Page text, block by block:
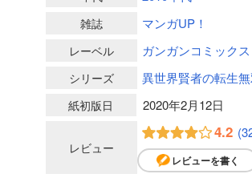
雑誌 マンガUP！
レーベル ガンガンコミックス
シリーズ 異世界賢者の転生無
紙初版日 2020年2月12日
レビュー
4.2
レビューを書く